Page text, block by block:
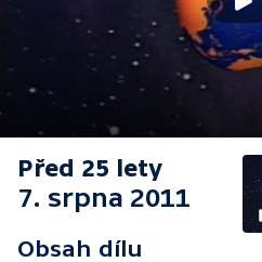
Před 25 lety
7. srpna 2011
Obsah dílu